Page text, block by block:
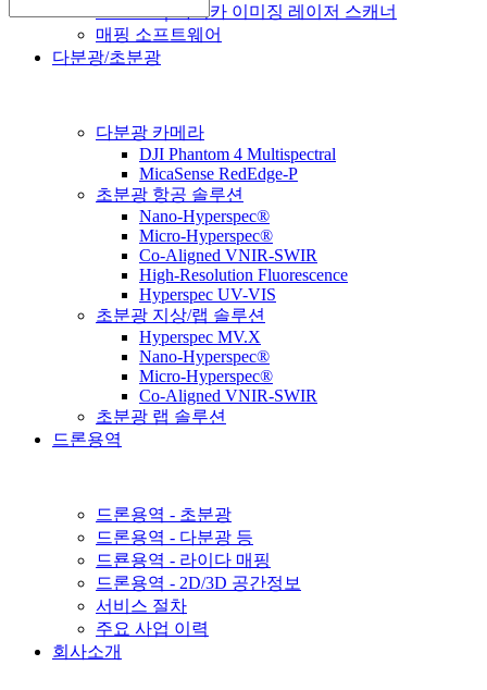
BLK360｜라이카 이미징 레이저 스캐너
매핑 소프트웨어
다분광/초분광
다분광 카메라
DJI Phantom 4 Multispectral
MicaSense RedEdge-P
초분광 항공 솔루션
Nano-Hyperspec®
Micro-Hyperspec®
Co-Aligned VNIR-SWIR
High-Resolution Fluorescence
Hyperspec UV-VIS
초분광 지상/랩 솔루션
Hyperspec MV.X
Nano-Hyperspec®
Micro-Hyperspec®
Co-Aligned VNIR-SWIR
초분광 랩 솔루션
드론용역
드론용역 - 초분광
드론용역 - 다분광 등
드룐용역 - 라이다 매핑
드론용역 - 2D/3D 공간정보
서비스 절차
주요 사업 이력
회사소개